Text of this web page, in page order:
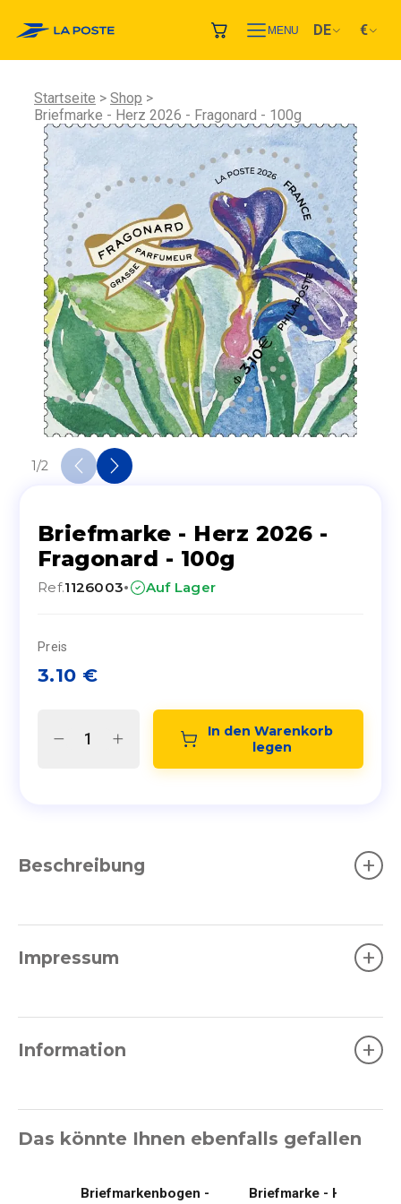
MENU DE €
Startseite
Shop
Briefmarke - Herz 2026 - Fragonard - 100g
1/2
Briefmarke - Herz 2026 -
Fragonard - 100g
Ref.1126003· Auf Lager
Preis
3.10 €
In den Warenkorb
legen
Beschreibung +
Impressum +
Information +
Das könnte Ihnen ebenfalls gefallen
Briefmarkenbogen -
Briefmarke - Herz